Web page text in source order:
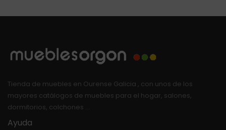
Tienda de muebles en Ourense Galicia , con unos de los
mayores catálogos de muebles para el hogar, salones,
dormitorios, colchones …
Ayuda